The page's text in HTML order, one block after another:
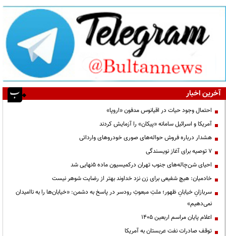
آخرین اخبار
احتمال وجود حیات در اقیانوس مدفون «اروپا»
آمریکا و اسرائیل سامانه «پیکان» را آزمایش کردند
هشدار درباره فروش حواله‌های صوری خودروهای وارداتی
۷ توصیه برای آغاز نویسندگی
احیای شن‌چاله‌های جنوب تهران درکمیسیون ماده ۵نهایی شد
خادمیان: هیچ شفیعی برای زن نزد خداوند بهتر از رضایت شوهر نیست
سربازانِ خیابانِ ظهور؛ ملتِ مبعوثِ رودسر در پاسخ به دشمن: «خیابان‌ها را به ناامیدان
نمی‌دهیم»
اعلام پایان مراسم اربعین ۱۴۰۵
توقف صادرات نفت عربستان به آمریکا